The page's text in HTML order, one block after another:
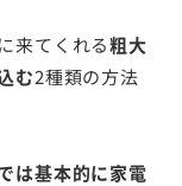
来てくれる粗大
む2種類の方法
は基本的に家電